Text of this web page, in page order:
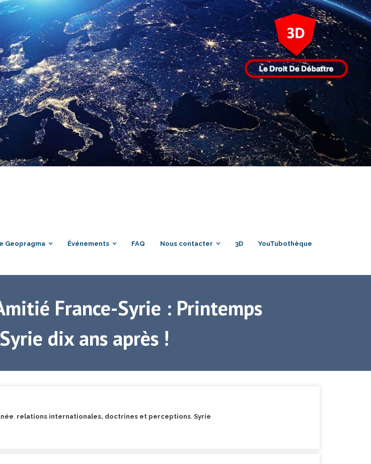
Geopragma Événements FAQ Nous contacter 3D YouTubothèque
France-Syrie : Printemps
dix ans après !
relations internationales, doctrines et perceptions Syrie